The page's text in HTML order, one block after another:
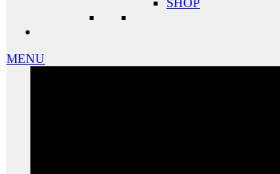
SHOP
MENU